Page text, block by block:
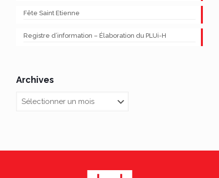
Fête Saint Etienne
Registre d’information – Élaboration du PLUi-H
Archives
Archives